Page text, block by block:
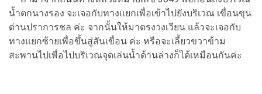
น้ำตกนางรอง จะเจอกับทางแยกเพื่อเข้าไปยังบริเวณ เขื่อนขุน
ด่านปราการชล ค่ะ จากนั้นให้มาตรงวงเวียน แล้วจะเจอกับ
ทางแยกซ้ายเพื่อขึ้นสู่สันเขื่อน ค่ะ หรือจะเลี้ยวขวาข้าม
สะพานไปเพื่อไปบริเวณจุดเล่นน้ำด้านล่างก็ได้เหมือนกันค่ะ